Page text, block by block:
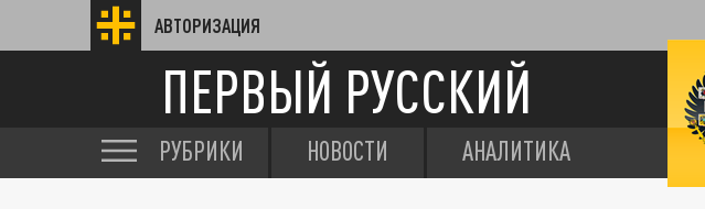
АВТОРИЗАЦИЯ
ПЕРВЫЙ РУССКИЙ
РУБРИКИ НОВОСТИ АНАЛИТИКА